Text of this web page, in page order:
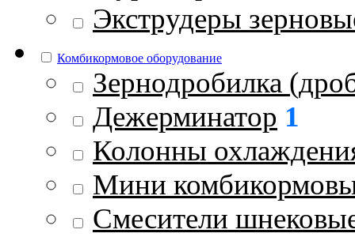
Экструдеры
Комбикормовое оборудование
Зернодробилка
Дежерминатор 1
Колонны
Мини
Смесители